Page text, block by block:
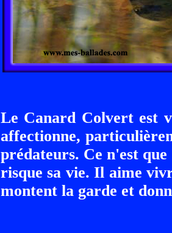
Le Canard Colvert est
affectionne,
prédateurs. Ce n'est
risque sa vie. Il aime
montent la garde et